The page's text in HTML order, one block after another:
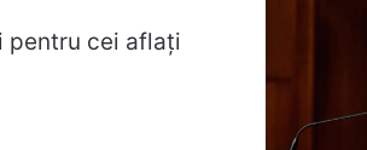
pentru cei aflați